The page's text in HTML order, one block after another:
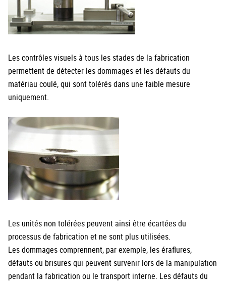
Les contrôles visuels à tous les stades de la fabrication
permettent de détecter les dommages et les défauts du
matériau coulé, qui sont tolérés dans une faible mesure
uniquement.
Les unités non tolérées peuvent ainsi être écartées du
processus de fabrication et ne sont plus utilisées.
Les dommages comprennent, par exemple, les éraflures,
défauts ou brisures qui peuvent survenir lors de la manipulation
pendant la fabrication ou le transport interne. Les défauts du